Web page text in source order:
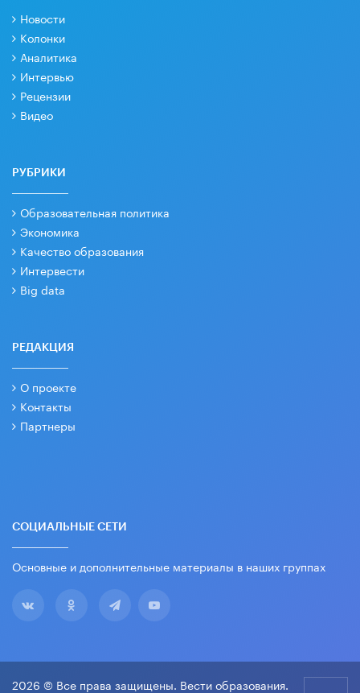
Новости
Колонки
Аналитика
Интервью
Рецензии
Видео
РУБРИКИ
Образовательная политика
Экономика
Качество образования
Интервести
Big data
РЕДАКЦИЯ
О проекте
Контакты
Партнеры
СОЦИАЛЬНЫЕ СЕТИ
Основные и дополнительные материалы в наших группах
2026 © Все права защищены. Вести образования.